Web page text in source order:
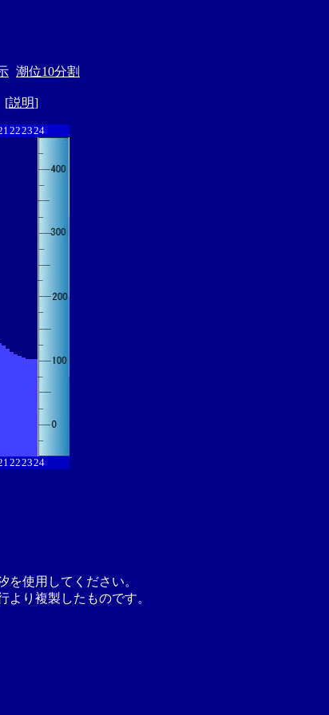
潮位10分割
説明]
222324
222324
使用してください。
り複製したものです。